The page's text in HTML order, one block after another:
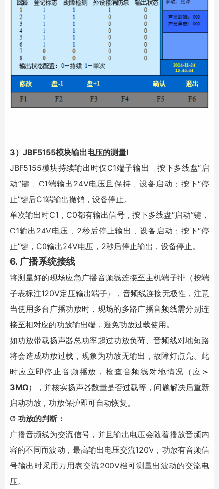
3）JBF5155模块输出电压的测量l
JBF5155模块持续输出时仅C1端子输出，按下多线盘“启
动”键，C1端输出24V电压且保持，设备启动；按下“停
止”键后C1端输出撤销，设备停止。
单次输出时C1，C0都有输出信号，按下多线盘“启动”键，
C1输出24V电压，2秒后停止输出，设备启动；按下“停
止”键，C0输出24V电压，2秒后停止输出，设备停止。
6. 广播系统接线
将测量好的现场应急广播音频线连接至主机端子排（按端
子表标注120V定压输出端子），音频线连接无极性，注意
当使用多台广播功放时，现场的多路广播音频线需分别连
接至相对应的功放输出端，避免功放过载使用。
如功放带载扬声器总功率超过功放负荷、音频线对地短路
将会造成功放过载，现象为功放无输出，故障灯点亮。此
时应立即停止音频播放，检查音频线对地情况（应 ＞
3MΩ），并核实扬声器数量是否过载等，问题解决后重新
启动功放，功放保护即可自动恢复。
Ø 功放的判断：
广播音频线为交流信号，并且输出电压会随着播放音频内
容的不同而波动，最高输出电压交流120V，功放有音频信
号输出时采用万用表交流200V档可测量出波动的交流电
压。